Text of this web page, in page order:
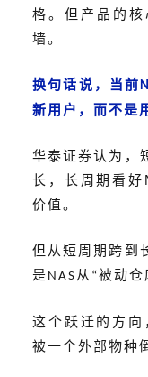
格。但产品的
墙。
换句话说，当前
新用户，而不是
华泰证券认为，
长，长周期看好
价值。
但从短周期跨到
是 NAS 从 “ 被动仓
这个跃迁的方向
被一个外部物种